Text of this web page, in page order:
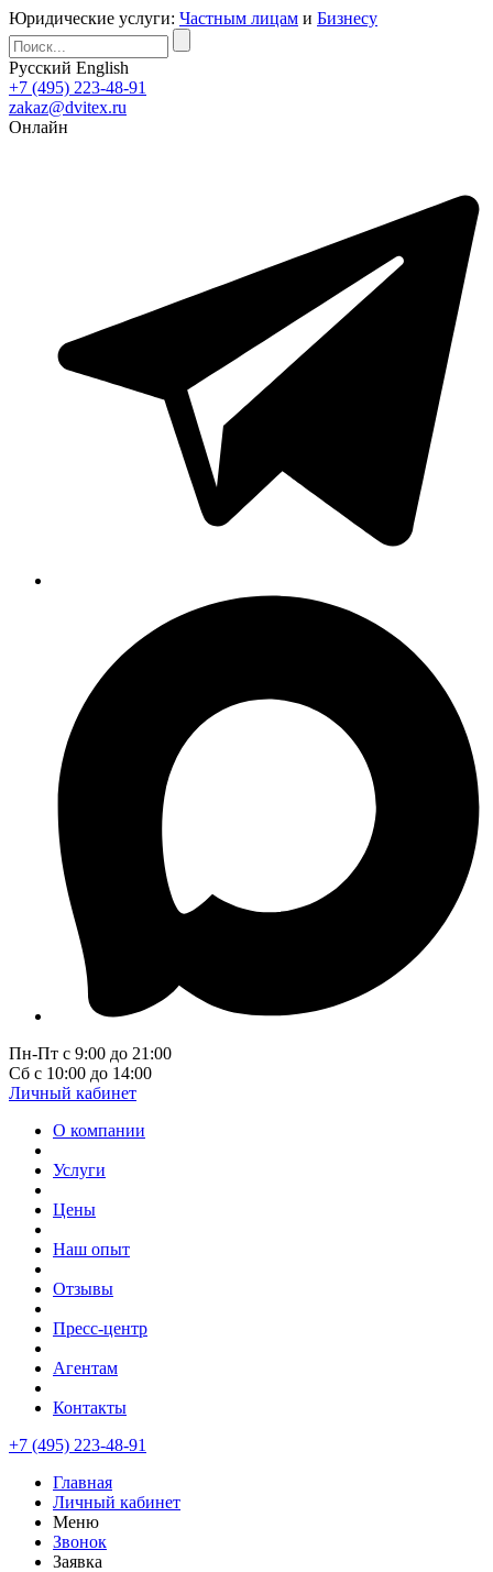
Юридические услуги: Частным лицам и Бизнесу
Русский English
+7 (495) 223-48-91
zakaz@dvitex.ru
Онлайн
Пн-Пт с 9:00 до 21:00
Сб с 10:00 до 14:00
Личный кабинет
О компании
Услуги
Цены
Наш опыт
Отзывы
Пресс-центр
Агентам
Контакты
+7 (495) 223-48-91
Главная
Личный кабинет
Меню
Звонок
Заявка